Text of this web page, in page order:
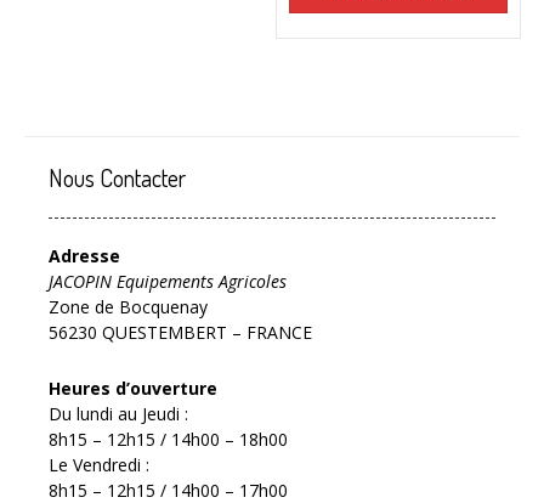
Nous Contacter
Adresse
JACOPIN Equipements Agricoles
Zone de Bocquenay
56230 QUESTEMBERT – FRANCE
Heures d’ouverture
Du lundi au Jeudi :
8h15 – 12h15 / 14h00 – 18h00
Le Vendredi :
8h15 – 12h15 / 14h00 – 17h00